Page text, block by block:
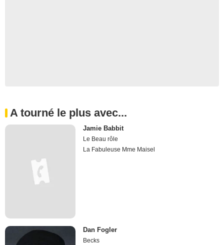
A tourné le plus avec...
Jamie Babbit
Le Beau rôle
La Fabuleuse Mme Maisel
Dan Fogler
Becks